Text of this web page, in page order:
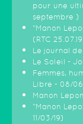
pour une
septembre )
"Manon
(RTC
Le journal de
Le Soleil -
Femmes,
Libre - 08/
Manon
"Manon
11/03/19)